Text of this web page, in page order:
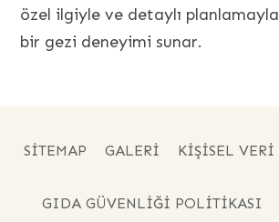
özel ilgiyle ve detaylı
bir gezi deneyimi sunar.
SITEMAP GALERI KİŞİSEL
GIDA GÜVENLİĞİ POLİTİKASI